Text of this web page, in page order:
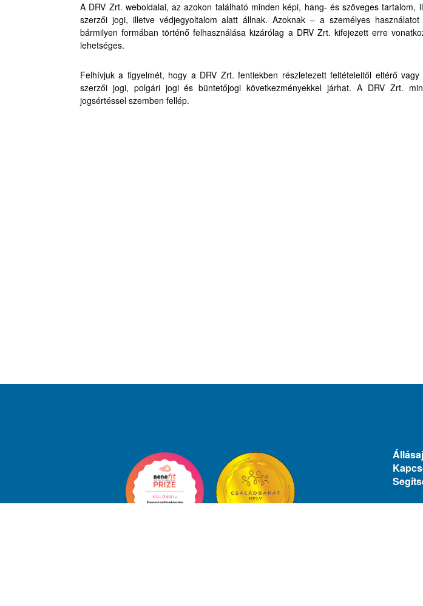
A DRV Zrt. weboldalai, az azokon található minden képi, hang- és szöveges tartalom,
szerzői jogi, illetve védjegyoltalom alatt állnak. Azoknak – a személyes
bármilyen formában történő felhasználása kizárólag a DRV Zrt. kifejezett erre
lehetséges.
Felhívjuk a figyelmét, hogy a DRV Zrt. fentiekben részletezett feltételeitől eltérő
szerzői jogi, polgári jogi és büntetőjogi következményekkel járhat. A DRV Zrt.
jogsértéssel szemben fellép.